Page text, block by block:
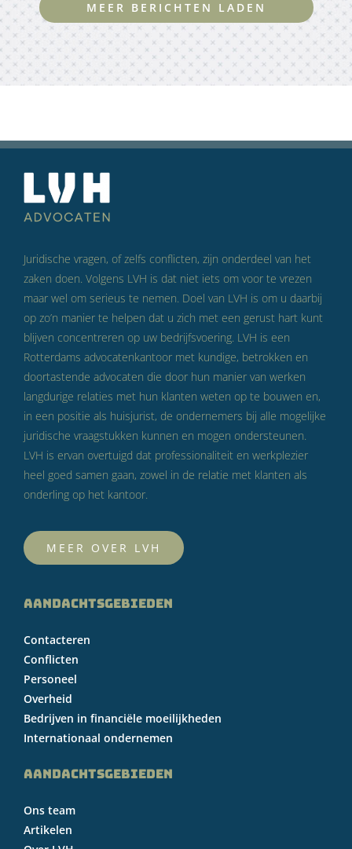
MEER BERICHTEN LADEN
Juridische vragen, of zelfs conflicten, zijn onderdeel van het
zaken doen. Volgens LVH is dat niet iets om voor te vrezen
maar wel om serieus te nemen. Doel van LVH is om u daarbij
op zo’n manier te helpen dat u zich met een gerust hart kunt
blijven concentreren op uw bedrijfsvoering. LVH is een
Rotterdams advocatenkantoor met kundige, betrokken en
doortastende advocaten die door hun manier van werken
langdurige relaties met hun klanten weten op te bouwen en,
in een positie als huisjurist, de ondernemers bij alle mogelijke
juridische vraagstukken kunnen en mogen ondersteunen.
LVH is ervan overtuigd dat professionaliteit en werkplezier
heel goed samen gaan, zowel in de relatie met klanten als
onderling op het kantoor.
MEER OVER LVH
AANDACHTSGEBIEDEN
Contacteren
Conflicten
Personeel
Overheid
Bedrijven in financiële moeilijkheden
Internationaal ondernemen
AANDACHTSGEBIEDEN
Ons team
Artikelen